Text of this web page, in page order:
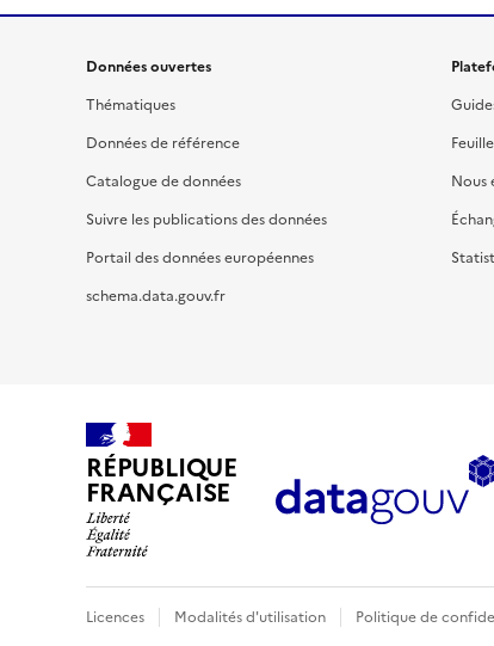
Données ouvertes
Thématiques
Données de référence
Catalogue de données
Suivre les publications des données
Portail des données européennes
schema.data.gouv.fr
Nous
RÉPUBLIQUE
FRANÇAISE
Licences Modalités d'utilisation Politique de